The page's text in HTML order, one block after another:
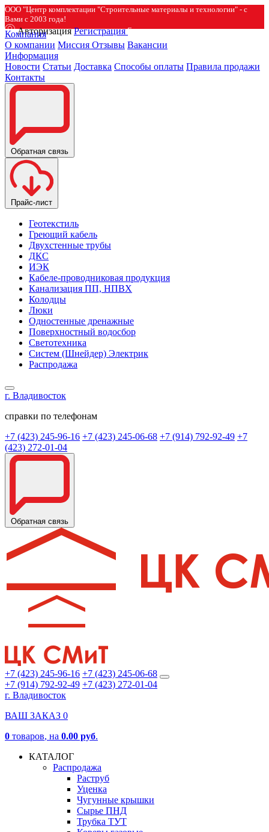
ООО "Центр комплектации "Строительные материалы и технологии" - с
Вами с 2003 года!
Авторизация Регистрация
Компания
О компании Миссия Отзывы Вакансии
Информация
Новости Статьи Доставка Способы оплаты Правила продажи
Контакты
Обратная связь
Прайс-лист
Геотекстиль
Греющий кабель
Двухстенные трубы
ДКС
ИЭК
Кабеле-проводниковая продукция
Канализация ПП, НПВХ
Колодцы
Люки
Одностенные дренажные
Поверхностный водосбор
Светотехника
Систем (Шнейдер) Электрик
Распродажа
г. Владивосток
справки по телефонам
+7 (423) 245-96-16 +7 (423) 245-06-68 +7 (914) 792-92-49 +7
(423) 272-01-04
Обратная связь
+7 (423) 245-96-16 +7 (423) 245-06-68
+7 (914) 792-92-49 +7 (423) 272-01-04
г. Владивосток
ВАШ ЗАКАЗ 0
0 товаров, на 0.00 руб.
КАТАЛОГ
Распродажа
Раструб
Уценка
Чугунные крышки
Сырье ПНД
Трубка ТУТ